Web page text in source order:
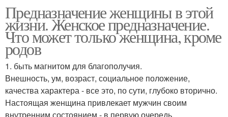
Предназначение женщины в этой
жизни. Женское предназначение.
Что может только женщина, кроме
родов
1. быть магнитом для благополучия.
Внешность, ум, возраст, социальное положение,
качества характера - все это, по сути, глубоко вторично.
Настоящая женщина привлекает мужчин своим
внутренним состоянием - в первую очередь.